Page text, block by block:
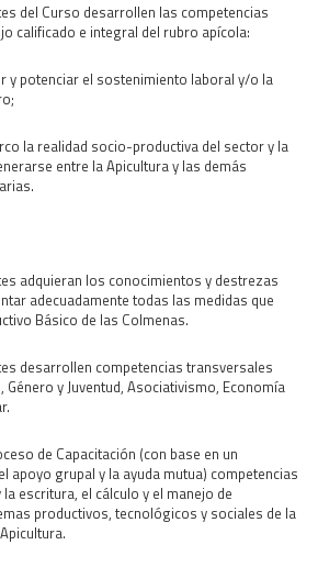
del Curso desarrollen las competencias
calificado e integral del rubro apícola:
y potenciar el sostenimiento laboral y/o la
la realidad socio-productiva del sector y la
entre la Apicultura y las demás
adquieran los conocimientos y destrezas
adecuadamente todas las medidas que
Básico de las Colmenas.
desarrollen competencias transversales
Género y Juventud, Asociativismo, Economía
de Capacitación (con base en un
apoyo grupal y la ayuda mutua) competencias
escritura, el cálculo y el manejo de
productivos, tecnológicos y sociales de la